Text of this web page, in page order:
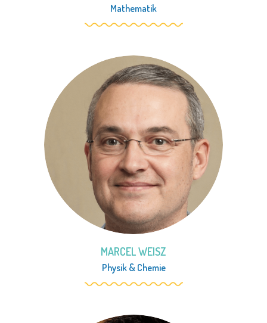
Mathematik
MARCEL WEISZ
Physik& Chemie